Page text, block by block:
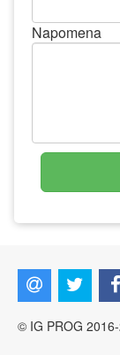
Napomena
© IG PROG 2016-